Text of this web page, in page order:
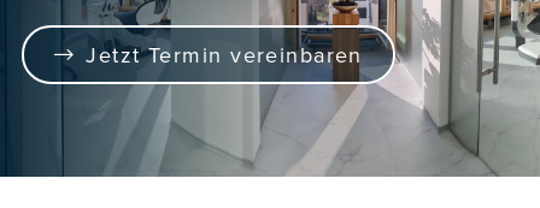
Jetzt Termin vereinbaren